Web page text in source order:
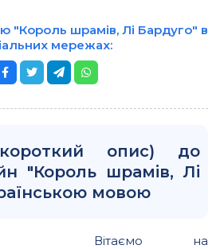
"Король шрамів, Лі Бардуго" в
мережах:
опис) до
"Король шрамів, Лі
мовою
Вітаємо на